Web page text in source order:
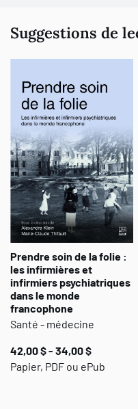
Suggestions de
Prendre soin de la folie :
les infirmières et
infirmiers psychiatriques
dans le monde
francophone
Santé - médecine
42,00 $ - 34,00 $
Papier, PDF ou ePub